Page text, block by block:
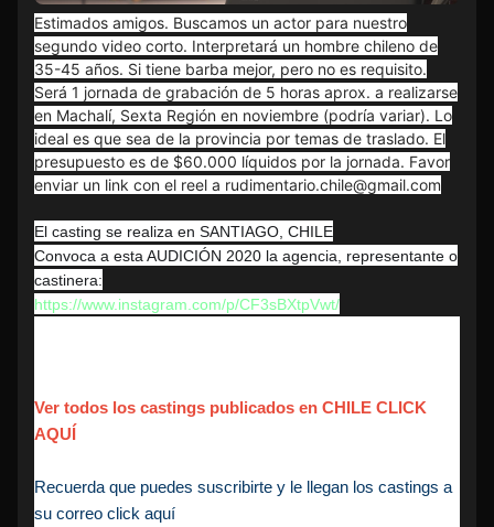
Estimados amigos. Buscamos un actor para nuestro
segundo video corto. Interpretará un hombre chileno de
35-45 años. Si tiene barba mejor, pero no es requisito.
Será 1 jornada de grabación de 5 horas aprox. a realizarse
en Machalí, Sexta Región en noviembre (podría variar). Lo
ideal es que sea de la provincia por temas de traslado. El
presupuesto es de $60.000 líquidos por la jornada. Favor
enviar un link con el reel a rudimentario.chile@gmail.com
El casting se realiza en SANTIAGO, CHILE
Convoca a esta AUDICIÓN 2020 la agencia, representante o
castinera:
https://www.instagram.com/p/CF3sBXtpVwt/
Ver todos los castings publicados en CHILE CLICK
AQUÍ
Recuerda que puedes suscribirte y le llegan los castings a
su correo click aquí